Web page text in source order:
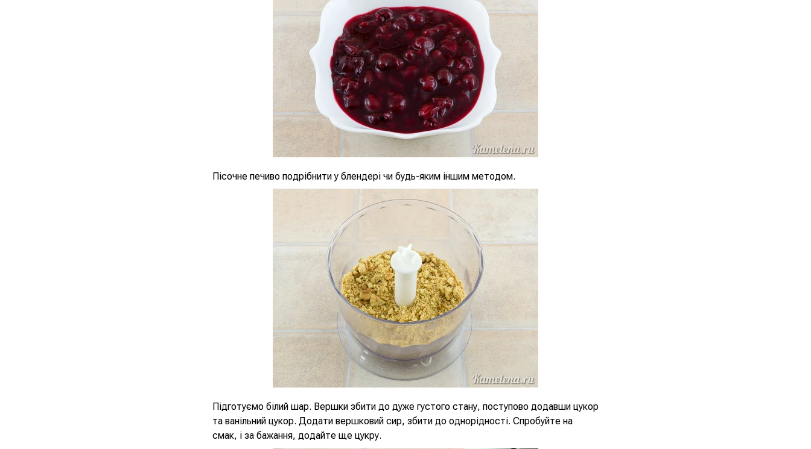
Пісочне печиво подрібнити у блендері чи будь-яким іншим методом.
Підготуємо білий шар. Вершки збити до дуже густого стану, поступово додавши цукор
та ванільний цукор. Додати вершковий сир, збити до однорідності. Спробуйте на
смак, і за бажання, додайте ще цукру.